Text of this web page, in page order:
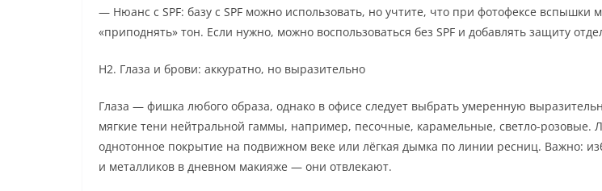
— Нюанс с SPF: базу с SPF можно использовать, но учтите, что при фотофексе вспышки
«приподнять» тон. Если нужно, можно воспользоваться без SPF и добавлять защиту
H2. Глаза и брови: аккуратно, но выразительно
Глаза — фишка любого образа, однако в офисе следует выбрать умеренную
мягкие тени нейтральной гаммы, например, песочные, карамельные, светло-розовые.
однотонное покрытие на подвижном веке или лёгкая дымка по линии ресниц. Важно:
и металликов в дневном макияже — они отвлекают.